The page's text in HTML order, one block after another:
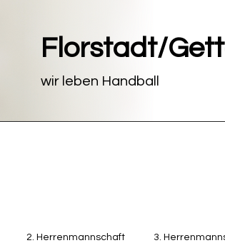
Florstadt/
wir leben Handball
2. Herrenmannschaft 3.